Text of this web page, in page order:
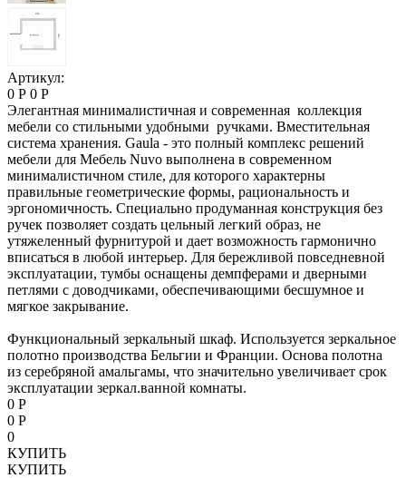
Артикул:
0 Р 0 Р
Элегантная минималистичная и современная коллекция
мебели со стильными удобными ручками. Вместительная
система хранения. Gaula - это полный комплекс решений
мебели для Мебель Nuvo выполнена в современном
минималистичном стиле, для которого характерны
правильные геометрические формы, рациональность и
эргономичность. Специально продуманная конструкция без
ручек позволяет создать цельный легкий образ, не
утяжеленный фурнитурой и дает возможность гармонично
вписаться в любой интерьер. Для бережливой повседневной
эксплуатации, тумбы оснащены демпферами и дверными
петлями с доводчиками, обеспечивающими бесшумное и
мягкое закрывание.
Функциональный зеркальный шкаф. Используется зеркальное
полотно производства Бельгии и Франции. Основа полотна
из серебряной амальгамы, что значительно увеличивает срок
эксплуатации зеркал.ванной комнаты.
0 Р
0 Р
0
КУПИТЬ
КУПИТЬ